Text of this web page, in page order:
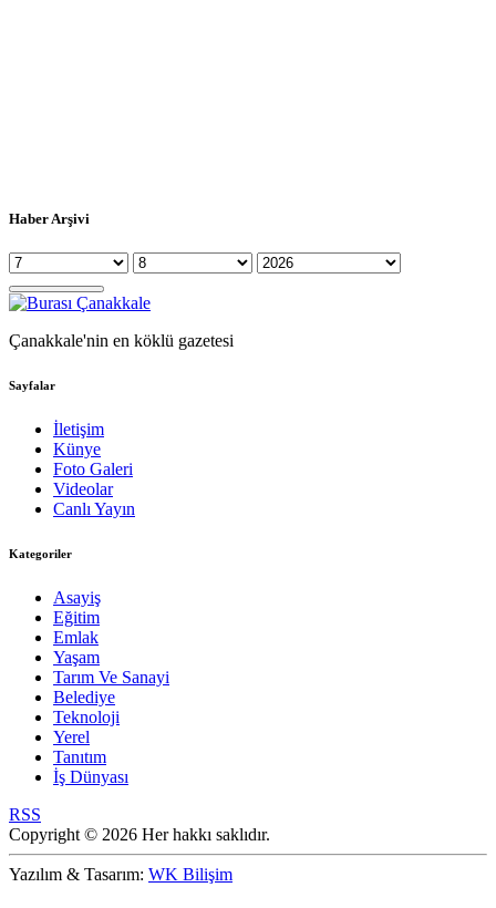
Haber Arşivi
Çanakkale'nin en köklü gazetesi
Sayfalar
İletişim
Künye
Foto Galeri
Videolar
Canlı Yayın
Kategoriler
Asayiş
Eğitim
Emlak
Yaşam
Tarım Ve Sanayi
Belediye
Teknoloji
Yerel
Tanıtım
İş Dünyası
RSS
Copyright © 2026 Her hakkı saklıdır.
Yazılım & Tasarım: WK Bilişim